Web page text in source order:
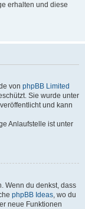
erhalten und diese
von phpBB Limited
Sie wurde unter
und kann
Anlaufstelle ist unter
Wenn du denkst, dass
phpBB Ideas, wo du
neue Funktionen